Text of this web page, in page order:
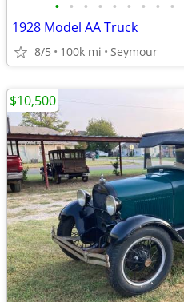
• • • • • • • • •
1928 Model AA Truck
8/5 100k mi Seymour
$10,500